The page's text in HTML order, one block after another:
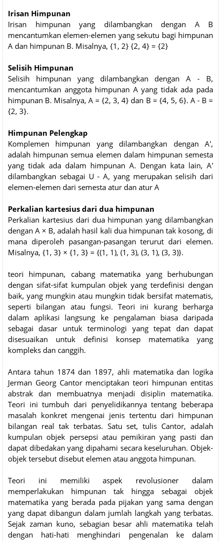
Irisan Himpunan
Irisan himpunan yang dilambangkan dengan A B
mencantumkan elemen-elemen yang sekutu bagi himpunan
A dan himpunan B. Misalnya, {1, 2} {2, 4} = {2}
Selisih Himpunan
Selisih himpunan yang dilambangkan dengan A - B,
mencantumkan anggota himpunan A yang tidak ada pada
himpunan B. Misalnya, A = {2, 3, 4} dan B = {4, 5, 6}. A - B =
{2, 3}.
Himpunan Pelengkap
Komplemen himpunan yang dilambangkan dengan A',
adalah himpunan semua elemen dalam himpunan semesta
yang tidak ada dalam himpunan A. Dengan kata lain, A'
dilambangkan sebagai U - A, yang merupakan selisih dari
elemen-elemen dari semesta atur dan atur A
Perkalian kartesius dari dua himpunan
Perkalian kartesius dari dua himpunan yang dilambangkan
dengan A × B, adalah hasil kali dua himpunan tak kosong, di
mana diperoleh pasangan-pasangan terurut dari elemen.
Misalnya, {1, 3} × {1, 3} = {(1, 1), (1, 3), (3, 1), (3, 3)}.
teori himpunan, cabang matematika yang berhubungan
dengan sifat-sifat kumpulan objek yang terdefinisi dengan
baik, yang mungkin atau mungkin tidak bersifat matematis,
seperti bilangan atau fungsi. Teori ini kurang berharga
dalam aplikasi langsung ke pengalaman biasa daripada
sebagai dasar untuk terminologi yang tepat dan dapat
disesuaikan untuk definisi konsep matematika yang
kompleks dan canggih.
Antara tahun 1874 dan 1897, ahli matematika dan logika
Jerman Georg Cantor menciptakan teori himpunan entitas
abstrak dan membuatnya menjadi disiplin matematika.
Teori ini tumbuh dari penyelidikannya tentang beberapa
masalah konkret mengenai jenis tertentu dari himpunan
bilangan real tak terbatas. Satu set, tulis Cantor, adalah
kumpulan objek persepsi atau pemikiran yang pasti dan
dapat dibedakan yang dipahami secara keseluruhan. Objek-
objek tersebut disebut elemen atau anggota himpunan.
Teori ini memiliki aspek revolusioner dalam
memperlakukan himpunan tak hingga sebagai objek
matematika yang berada pada pijakan yang sama dengan
yang dapat dibangun dalam jumlah langkah yang terbatas.
Sejak zaman kuno, sebagian besar ahli matematika telah
dengan hati-hati menghindari pengenalan ke dalam